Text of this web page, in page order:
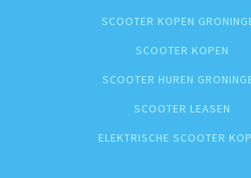
SCOOTER KOPEN
SCOOTER KOPEN
SCOOTER HUREN
SCOOTER LEASEN
ELEKTRISCHE SCOOTER